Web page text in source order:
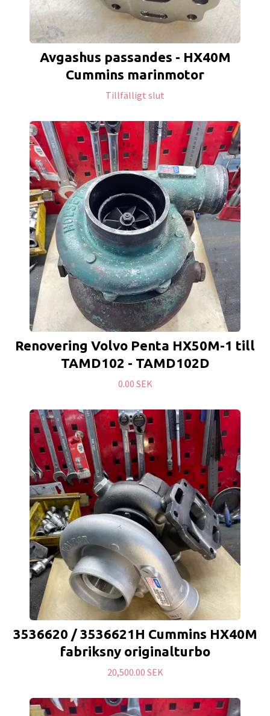
Avgashus passandes - HX40M
Cummins marinmotor
Tillfälligt slut
Renovering Volvo Penta HX50M-1 till
TAMD102 - TAMD102D
0.00 SEK
3536620 / 3536621H Cummins HX40M
fabriksny originalturbo
20,500.00 SEK